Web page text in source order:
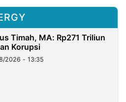
Timah, MA: Rp271 Triliun
Korupsi
2026 - 13:35